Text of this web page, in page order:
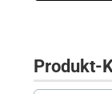
Produkt-